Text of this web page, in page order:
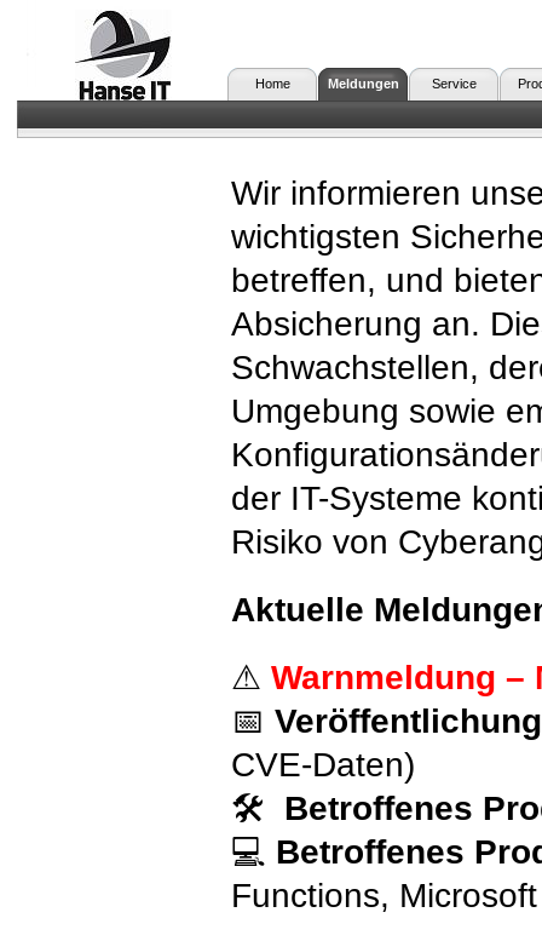
Home Meldungen Service
Wir informieren
wichtigsten
betreffen, und
Absicherung an.
Schwachstellen,
Umgebung sowie
der IT-Systeme
Risiko von
Aktuelle
⚠ Warnmeldung
📅
CVE-Daten)
🛠 Betroffenes
💻 Betroffenes
Functions,